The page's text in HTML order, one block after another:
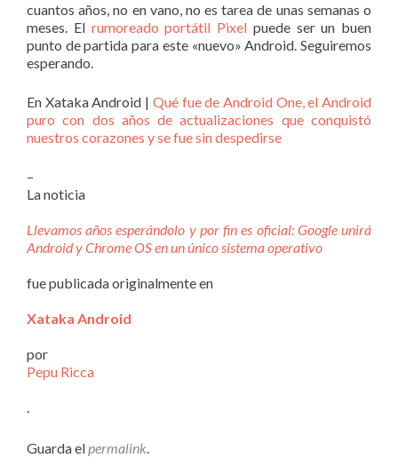
cuantos años, no en vano, no es tarea de unas semanas o
meses. El rumoreado portátil Pixel puede ser un buen
punto de partida para este «nuevo» Android. Seguiremos
esperando.
En Xataka Android | Qué fue de Android One, el Android
puro con dos años de actualizaciones que conquistó
nuestros corazones y se fue sin despedirse
–
La noticia
Llevamos años esperándolo y por fin es oficial: Google unirá
Android y Chrome OS en un único sistema operativo
fue publicada originalmente en
Xataka Android
por
Pepu Ricca
Guarda el permalink